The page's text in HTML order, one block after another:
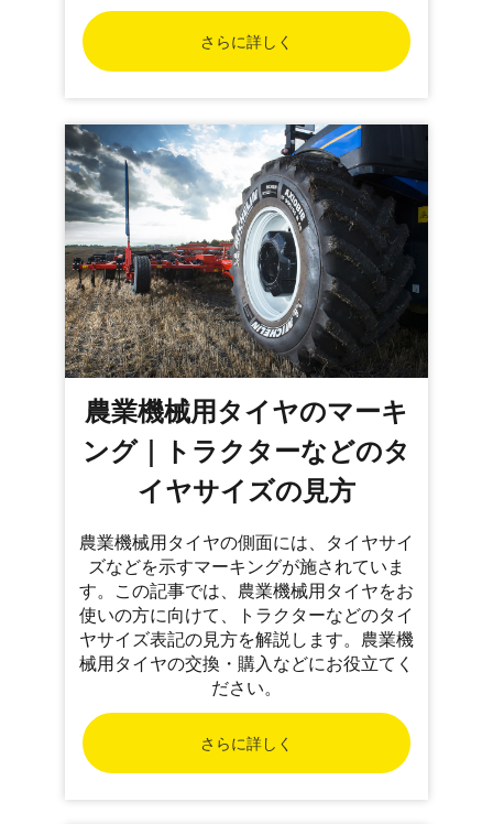
さらに詳しく
農業機械用タイヤのマーキ
ング｜トラクターなどのタ
イヤサイズの見方
農業機械用タイヤの側面には、タイヤサイ
ズなどを示すマーキングが施されていま
す。この記事では、農業機械用タイヤをお
使いの方に向けて、トラクターなどのタイ
ヤサイズ表記の見方を解説します。農業機
械用タイヤの交換・購入などにお役立てく
ださい。
さらに詳しく